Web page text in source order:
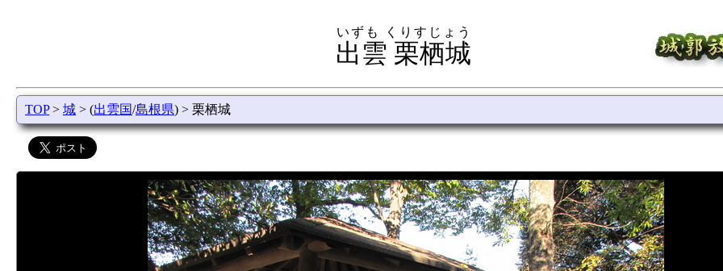
出雲 栗栖城
いずも くりすじょう
TOP> 城 > (出雲国/島根県) > 栗栖城